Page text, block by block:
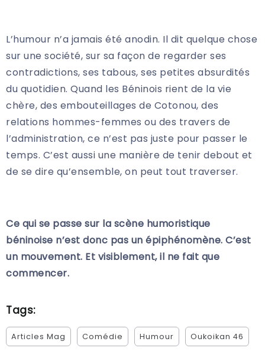
L’humour n’a jamais été anodin. Il dit quelque chose
sur une société, sur sa façon de regarder ses
contradictions, ses tabous, ses petites absurdités
du quotidien. Quand les Béninois rient de la vie
chère, des embouteillages de Cotonou, des
relations hommes-femmes ou des travers de
l’administration, ce n’est pas juste pour passer le
temps. C’est aussi une manière de tenir debout et
de se dire qu’ensemble, on peut tout traverser.
Ce qui se passe sur la scène humoristique
béninoise n’est donc pas un épiphénomène. C’est
un mouvement. Et visiblement, il ne fait que
commencer.
Tags:
Articles Mag Comédie Humour Oukoikan 46